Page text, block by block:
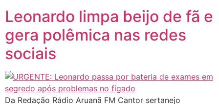
Leonardo limpa beijo de fã e
gera polêmica nas redes
sociais
Da Redação Rádio Aruanã FM Cantor sertanejo